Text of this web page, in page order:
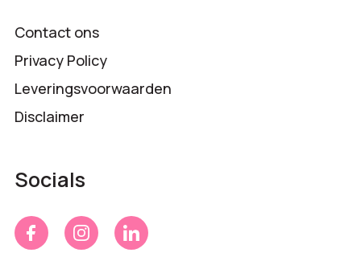
Contact ons
Privacy Policy
Leveringsvoorwaarden
Disclaimer
Socials